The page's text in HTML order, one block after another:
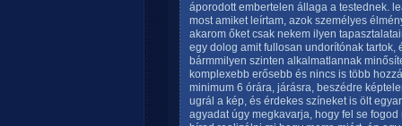
áporodott embertelen állaga a testednek.
most amiket leírtam, azok személyes
akarom őket csak nekem ilyen
egy dolog amit fullosan undorítónak
bármmilyen szinten alkalmatlannak
komplexebb erősebb és nincs is több
minimum 6 órára, járásra, beszédre
ugrál a kép, és érdekes színeket is ölt
agyadat úgy megkavarja, hogy fel se